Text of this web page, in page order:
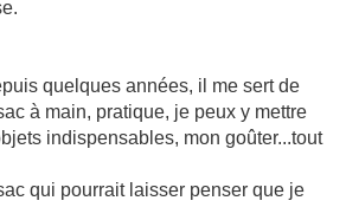
quelques années, il me sert de
à main, pratique, je peux y mettre
indispensables, mon goûter...tout
qui pourrait laisser penser que je